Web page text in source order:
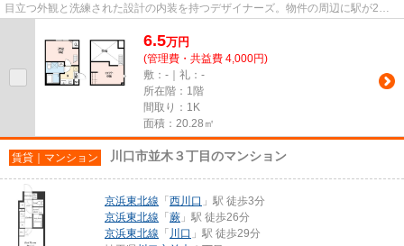
目立つ外観と洗練された設計の内装を持つデザイナーズ。物件の周辺に駅が2つ
6.5万円
(管理費・共益費 4,000円)
敷：-｜礼：-
所在階：1階
間取り：1K
面積：20.28㎡
賃貸｜マンション 川口市並木３丁目のマンション
京浜東北線 「 西川口 」駅 徒歩3分
京浜東北線 「 蕨 」駅 徒歩26分
京浜東北線 「 川口 」駅 徒歩29分